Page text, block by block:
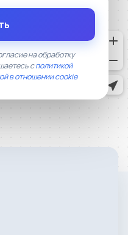
на обработку
сполитикой
в отношении cookie